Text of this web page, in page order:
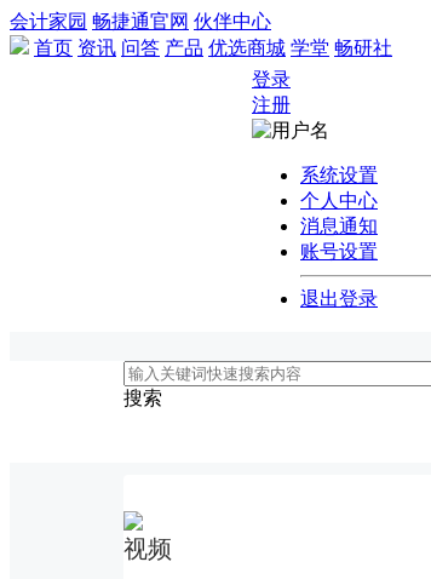
会计家园 畅捷通官网 伙伴中心
首页 资讯 问答 产品 优选商城 学堂 畅研社
登录
注册
系统设置
个人中心
消息通知
账号设置
退出登录
搜索
视频